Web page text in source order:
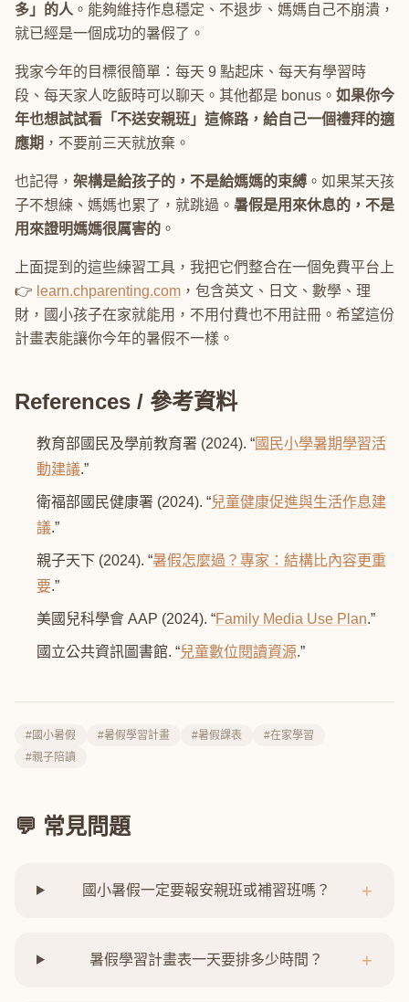
多」的人 。能夠維持作息穩定、不退步、媽媽自己不崩潰，
就已經是一個成功的暑假了。
我家今年的目標很簡單：每天 9 點起床、每天有學習時
段、每天家人吃飯時可以聊天。其他都是 bonus。 如果你今
年也想試試看「不送安親班」這條路，給自己一個禮拜的適
應期 ，不要前三天就放棄。
也記得， 架構是給孩子的，不是給媽媽的束縛 。如果某天孩
子不想練、媽媽也累了，就跳過。 暑假是用來休息的，不是
用來證明媽媽很厲害的 。
上面提到的這些練習工具，我把它們整合在一個免費平台上
👉 learn.chparenting.com ，包含英文、日文、數學、理
財，國小孩子在家就能用，不用付費也不用註冊。希望這份
計畫表能讓你今年的暑假不一樣。
References / 參考資料
教育部國民及學前教育署 (2024). “國民小學暑期學習活
動建議.”
衛福部國民健康署 (2024). “兒童健康促進與生活作息建
議.”
親子天下 (2024). “暑假怎麼過？專家：結構比內容更重
要.”
美國兒科學會 AAP (2024). “Family Media Use Plan.”
國立公共資訊圖書館. “兒童數位閱讀資源.”
#國小暑假 #暑假學習計畫 #暑假課表
#在家學習
#親子陪讀
💬 常見問題
國小暑假一定要報安親班或補習班嗎？ +
暑假學習計畫表一天要排多少時間？ +